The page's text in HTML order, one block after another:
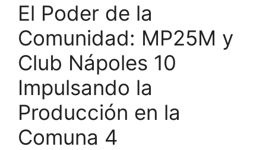
El Poder de la
Comunidad: MP25M y
Club Nápoles 10
Impulsando la
Producción en la
Comuna 4